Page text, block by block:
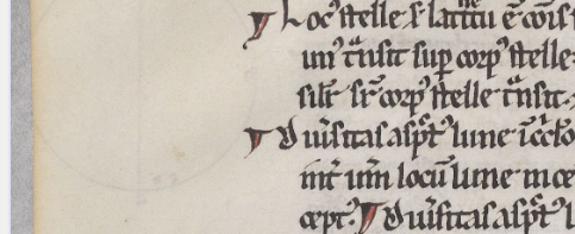
placeholder for no, one or more
blank space (so that a search ends
at word boundaries).
Project
Team
News
Jobs
Publications
Conference